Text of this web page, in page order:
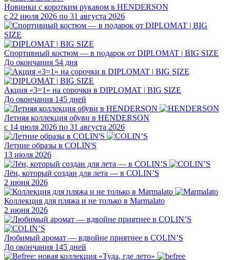
Новинки с коротким рукавом в HENDERSON
с 22 июля 2026 по 31 августа 2026
Спортивный костюм — в подарок от DIPLOMAT | BIG SIZE
До окончания 54 дня
Акция «3=1» на сорочки в DIPLOMAT | BIG SIZE
До окончания 145 дней
Летняя коллекция обуви в HENDERSON
с 14 июля 2026 по 31 августа 2026
Летние образы в COLIN'S
13 июля 2026
Лён, который создан для лета — в COLIN’S
2 июня 2026
Коллекция для пляжа и не только в Marmalato
2 июня 2026
Любимый аромат — вдвойне приятнее в COLIN’S
До окончания 145 дней